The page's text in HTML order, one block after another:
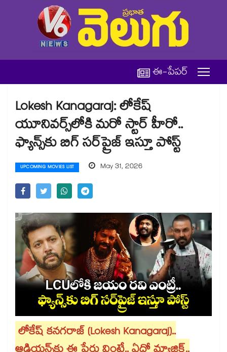
ఈ-పేపర్
Lokesh Kanagaraj: లోకేష్
యూనివర్స్‌లోకి మరో స్టార్ హీరో..
ఫ్యాన్స్‌కు బిగ్ సర్‌ప్రైజ్ ఇస్తూ పోస్ట్
UPCOMING MOVIES LIST May 31, 2026
లోకేష్ కనగరాజ్ (Lokesh Kanagaraj)..